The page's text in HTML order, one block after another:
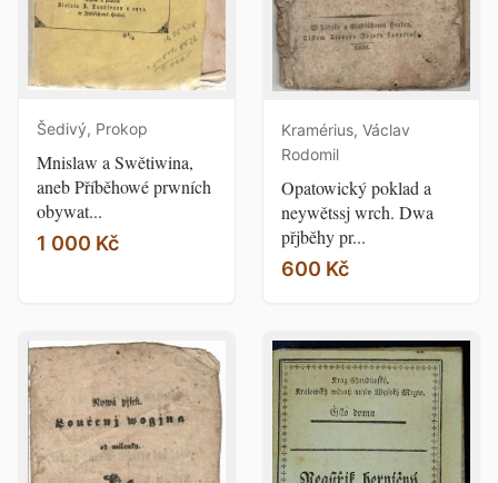
Šedivý, Prokop
Mnislaw a Swětiwina,
aneb Příběhowé prwních
obywat...
1 000 Kč
Kramérius, Václav
Rodomil
Opatowický poklad a
neywětssj wrch. Dwa
přjběhy pr...
600 Kč